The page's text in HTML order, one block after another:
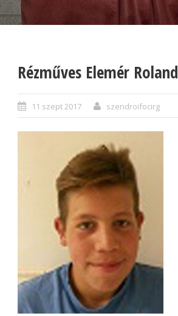
Rézműves Elemér Roland
11 szept 2017 szendroifocirg